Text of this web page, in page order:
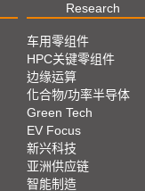
Research
车用零组件
HPC关键零组件
边缘运算
化合物/功率半导体
Green Tech
EV Focus
新兴科技
亚洲供应链
智能制造